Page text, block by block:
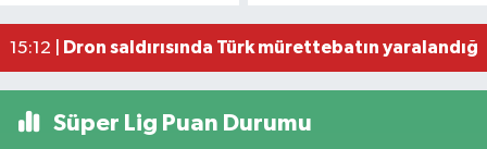
15:12 |
Dron saldırısında Türk mürettebatın
Süper Lig Puan Durumu